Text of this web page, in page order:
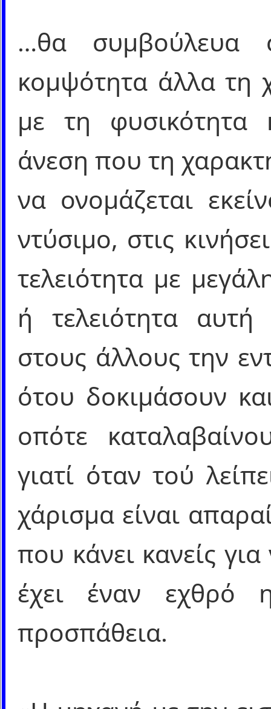
…θα συμβούλευα
κομψότητα άλλα τη
με τη φυσικότητα
άνεση που τη
να ονομάζεται
ντύσιμο, στις
τελειότητα με
ή τελειότητα αυτή
στους άλλους την
ότου δοκιμάσουν
οπότε
γιατί όταν τού
χάρισμα είναι
που κάνει κανείς
έχει έναν εχθρό
προσπάθεια.